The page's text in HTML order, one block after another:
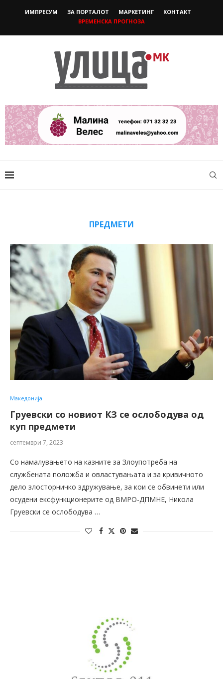
ИМПРЕСУМ ЗА ПОРТАЛОТ МАРКЕТИНГ
КОНТАКТ
ВРЕМЕНСКА ПРОГНОЗА
ПРЕДМЕТИ
Македонија
Груевски со новиот КЗ се ослободува од
куп предмети
септември 7, 2023
Со намалувањето на казните за Злоупотреба на
службената положба и овластувањата и за кривичното
дело злосторничко здружување, за кои се обвинети или
осудени ексфункционерите од ВМРО-ДПМНЕ, Никола
Груевски се ослободува …